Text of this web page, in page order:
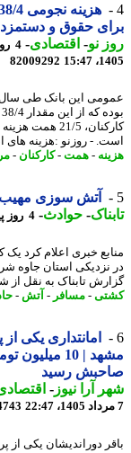
حقوق و دستمزد
نو- اقتصادی-
82009292
بوده که
- روزنو :هزینه های
- همت-کارکنان-مربوط
آتش سوزی مهیب
-حوادث -4 روز پیش - یکشنبه 11 مرداد 1405، 11:10
استان جاوه
تابناک به نقل از
-مسافر-آتش -حادثه-
امانتداری یکی از
مشهد | 10 میلیون
رسید
آرا نیوز-اقتصادی-
دوراندیشان یکی از